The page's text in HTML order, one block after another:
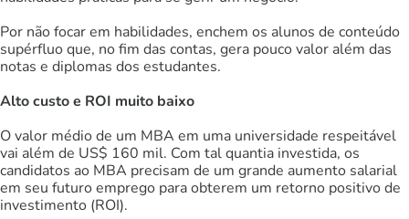
Por não focar em habilidades, enchem os alunos de conteúdo
supérfluo que, no fim das contas, gera pouco valor além das
notas e diplomas dos estudantes.
Alto custo e ROI muito baixo
O valor médio de um MBA em uma universidade respeitável
vai além de US$ 160 mil. Com tal quantia investida, os
candidatos ao MBA precisam de um grande aumento salarial
em seu futuro emprego para obterem um retorno positivo de
investimento (ROI).